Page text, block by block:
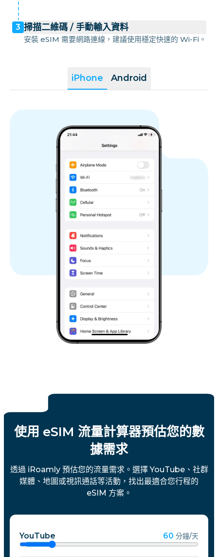
iPhone Android
3 掃描二維碼 / 手動輸入資料
安裝 eSIM 需要網路連線，建議使用穩定快速的 Wi-Fi。
使用 eSIM 流量計算器預估您的數
據需求
透過 iRoamly 預估您的流量需求。選擇 YouTube、社群
媒體、地圖或視訊通話等活動，找出最適合您行程的
eSIM 方案。
YouTube 60 分鐘/天